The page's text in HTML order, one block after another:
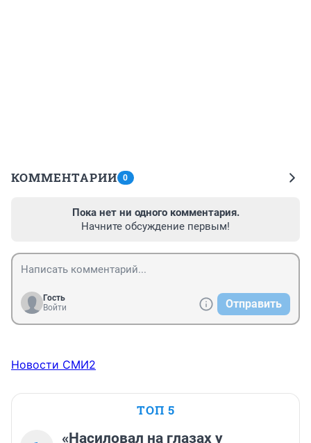
КОММЕНТАРИИ 0
Пока нет ни одного комментария.
Начните обсуждение первым!
Гость
Войти
Отправить
Новости СМИ2
ТОП 5
«Насиловал на глазах у